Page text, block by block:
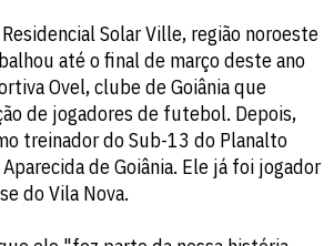
Solar Ville, região noroeste
até o final de março deste ano
Ovel, clube de Goiânia que
de jogadores de futebol. Depois,
treinador do Sub-13 do Planalto
de Goiânia. Ele já foi jogador
do Vila Nova.